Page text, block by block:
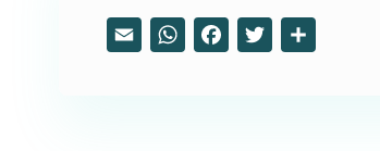
Email WhatsApp
FacebookTwitter